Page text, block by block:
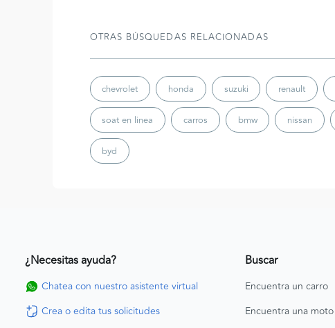
OTRAS BÚSQUEDAS RELACIONADAS
chevrolet honda suzuki renault
soat en linea carros bmw nissan
byd
¿Necesitas ayuda?
Chatea con nuestro asistente virtual
Crea o edita tus solicitudes
Buscar
Encuentra un carro
Encuentra una moto